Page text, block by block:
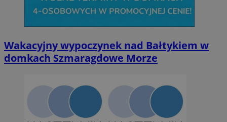
Wakacyjny wypoczynek nad Bałtykiem w
domkach Szmaragdowe Morze